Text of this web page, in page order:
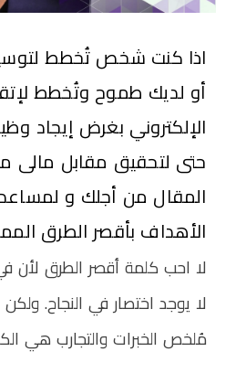
اذا كنت شخص تُخطط
أو لديك طموح وتُخطط
الإلكتروني بغرض إيجاد
حتى لتحقيق مقابل مالى
المقال من أجلك و
الأهداف بأقصر الطرق
لا احب كلمة أقصر الطرق
لا يوجد اختصار في النجاح.
مُلخص الخبرات والتجارب هي